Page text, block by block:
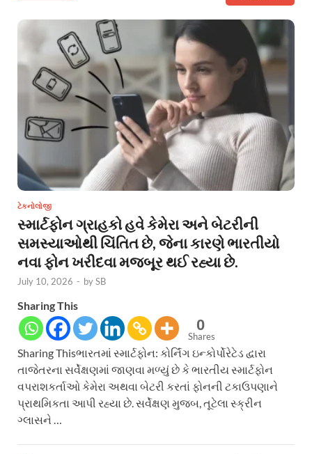
ટેકનોલોજી
સ્માર્ટફોન ગ્રાહકો હવે કેમેરા અને બેટરીની
સમસ્યાઓથી ચિંતિત છે, જેના કારણે ભારતીયો
નવા ફોન ખરીદવા મજબૂર થઈ રહ્યા છે.
July 10, 2026 - bySB
Sharing This
0
Shares
Sharing Thisભારતમાં સ્માર્ટફોન: કોર્નિંગ ઇન્કોર્પોરેટેડ દ્વારા
તાજેતરના સર્વેક્ષણમાં જાણવા મળ્યું છે કે ભારતીય સ્માર્ટફોન
વપરાશકર્તાઓ કેમેરા અથવા બેટરી કરતાં ફોનની ટકાઉપણાને
પ્રાથમિકતા આપી રહ્યા છે. સર્વેક્ષણ મુજબ, તૂટેલા સ્ક્રીન
ગ્લાસને …